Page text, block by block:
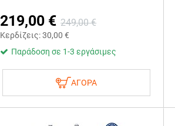
219,00 € 249,00 €
Κερδίζεις:30,00 €
Παράδοση σε 1-3 εργάσιμες
ΑΓΟΡΑ